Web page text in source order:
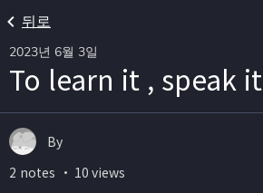
뒤로
2023년 6월 3일
To learn it , speak it
By
2 notes ・ 10 views